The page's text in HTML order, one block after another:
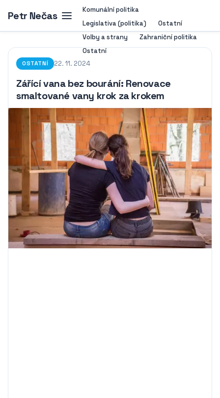
Petr Nečas
Komunální politika
Legislativa (politika)
Ostatní
Volby a strany
Zahraniční politika
Ostatní
OSTATNÍ 22. 11. 2024
Zářící vana bez bourání: Renovace
smaltované vany krok za krokem